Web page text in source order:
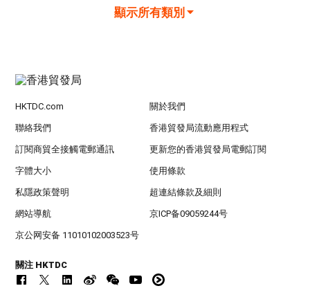
顯示所有類別
HKTDC.com 關於我們
聯絡我們 香港貿發局流動應用程式
訂閱商貿全接觸電郵通訊 更新您的香港貿發局電郵訂閱
字體大小 使用條款
私隱政策聲明 超連結條款及細則
網站導航 京ICP备09059244号
京公网安备 11010102003523号
關注 HKTDC